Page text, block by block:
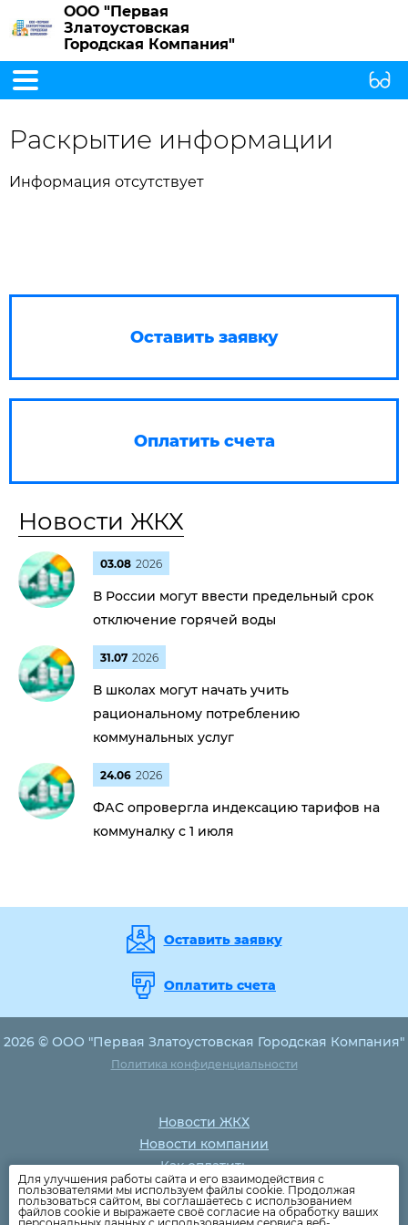
ООО "Первая
Златоустовская
Городская Компания"
Раскрытие информации
Информация отсутствует
Оставить заявку
Оплатить счета
Новости ЖКХ
03.08 2026
В России могут ввести предельный срок
отключение горячей воды
31.07 2026
В школах могут начать учить
рациональному потреблению
коммунальных услуг
24.06 2026
ФАС опровергла индексацию тарифов на
коммуналку с 1 июля
Оставить заявку
Оплатить счета
2026 © ООО "Первая Златоустовская Городская Компания"
Политика конфиденциальности
Новости ЖКХ
Новости компании
Как оплатить
Дома
Раскрытие информации
Для улучшения работы сайта и его взаимодействия с
пользователями мы используем файлы cookie. Продолжая
пользоваться сайтом, вы соглашаетесь с использованием
файлов cookie и выражаете своё согласие на обработку ваших